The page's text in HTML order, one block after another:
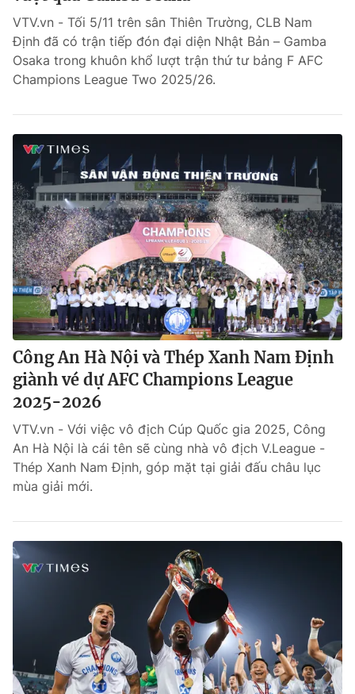
Bóng đá
Thể thao Điện tử
VIDEO
Bên lề
VTV.vn - Tối 5/11 trên sân Thiên Trường, CLB Nam
Định đã có trận tiếp đón đại diện Nhật Bản – Gamba
Osaka trong khuôn khổ lượt trận thứ tư bảng F AFC
Champions League Two 2025/26.
Công An Hà Nội và Thép Xanh Nam Định
giành vé dự AFC Champions League
2025-2026
VTV.vn - Với việc vô địch Cúp Quốc gia 2025, Công
An Hà Nội là cái tên sẽ cùng nhà vô địch V.League -
Thép Xanh Nam Định, góp mặt tại giải đấu châu lục
mùa giải mới.